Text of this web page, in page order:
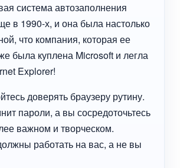
система автозаполнения
в 1990-х, и она была настолько
что компания, которая ее
была куплена Microsoft и легла
Explorer!
доверять браузеру рутину.
пароли, а вы сосредоточьтесь
важном и творческом.
работать на вас, а не вы